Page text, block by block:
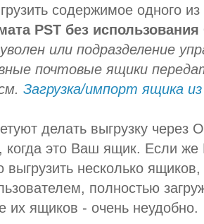
содержимое одного
PST без
или подразделение
почтовые ящики
Загрузка/импорт ящика
делать выгрузку через
когда это Ваш ящик. Если
выгрузить несколько
полностью
их ящиков - очень неудобно.